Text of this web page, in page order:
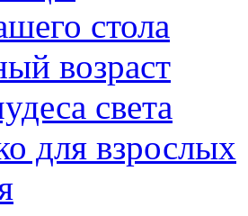
стола
возраст
света
для взрослых